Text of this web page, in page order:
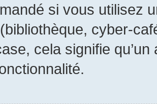
si vous utilisez
cyber-
cela signifie